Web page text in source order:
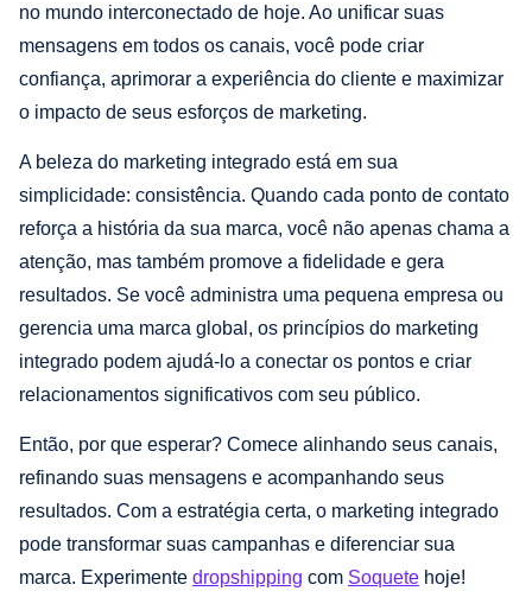
no mundo interconectado de hoje. Ao unificar suas
mensagens em todos os canais, você pode criar
confiança, aprimorar a experiência do cliente e maximizar
o impacto de seus esforços de marketing.
A beleza do marketing integrado está em sua
simplicidade: consistência. Quando cada ponto de contato
reforça a história da sua marca, você não apenas chama a
atenção, mas também promove a fidelidade e gera
resultados. Se você administra uma pequena empresa ou
gerencia uma marca global, os princípios do marketing
integrado podem ajudá-lo a conectar os pontos e criar
relacionamentos significativos com seu público.
Então, por que esperar? Comece alinhando seus canais,
refinando suas mensagens e acompanhando seus
resultados. Com a estratégia certa, o marketing integrado
pode transformar suas campanhas e diferenciar sua
marca. Experimente dropshipping com Soquete hoje!